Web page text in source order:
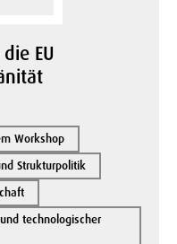
EU
Workshop
Strukturpolitik
technologischer